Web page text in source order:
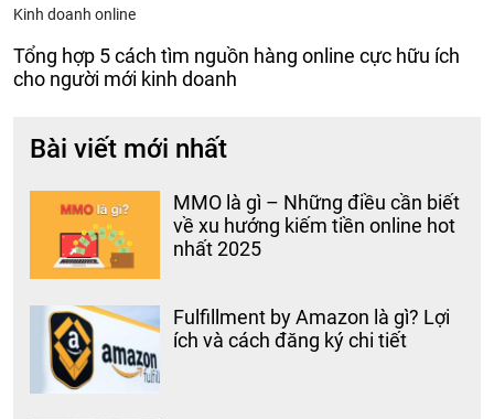
Kinh doanh online
Tổng hợp 5 cách tìm nguồn hàng online cực hữu ích
cho người mới kinh doanh
Bài viết mới nhất
MMO là gì – Những điều cần biết
về xu hướng kiếm tiền online hot
nhất 2025
Fulfillment by Amazon là gì? Lợi
ích và cách đăng ký chi tiết